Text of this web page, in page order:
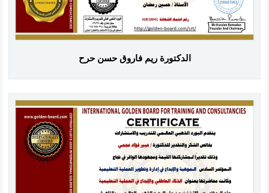
الدكتورة ريم فاروق حسن حرح